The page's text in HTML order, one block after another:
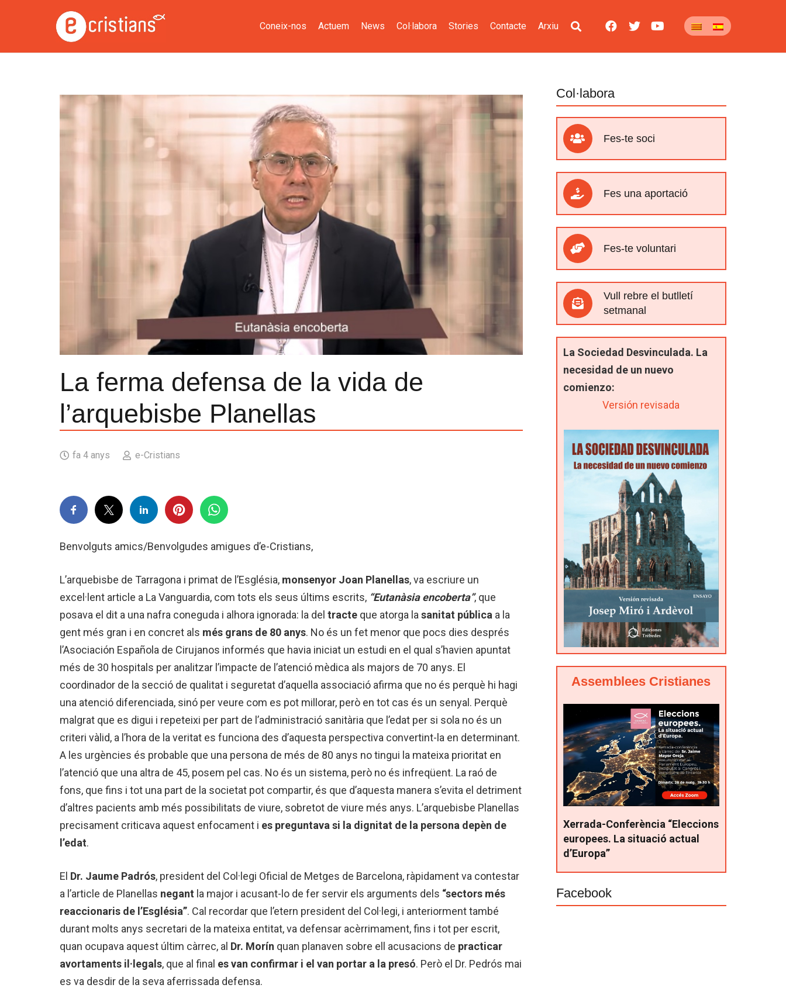
Coneix-nos Actuem News Col·labora Stories Contacte Arxiu
La ferma defensa de la vida de
l’arquebisbe Planellas
fa 4 anys e-Cristians
Benvolguts amics/Benvolgudes amigues d’e-Cristians,
L’arquebisbe de Tarragona i primat de l’Església, monsenyor Joan Planellas, va escriure un
excel·lent article a La Vanguardia, com tots els seus últims escrits, “Eutanàsia encoberta”, que
posava el dit a una nafra coneguda i alhora ignorada: la del tracte que atorga la sanitat pública a la
gent més gran i en concret als més grans de 80 anys. No és un fet menor que pocs dies després
l’Asociación Española de Cirujanos informés que havia iniciat un estudi en el qual s’havien apuntat
més de 30 hospitals per analitzar l’impacte de l’atenció mèdica als majors de 70 anys. El
coordinador de la secció de qualitat i seguretat d’aquella associació afirma que no és perquè hi hagi
una atenció diferenciada, sinó per veure com es pot millorar, però en tot cas és un senyal. Perquè
malgrat que es digui i repeteixi per part de l’administració sanitària que l’edat per si sola no és un
criteri vàlid, a l’hora de la veritat es funciona des d’aquesta perspectiva convertint-la en determinant.
A les urgències és probable que una persona de més de 80 anys no tingui la mateixa prioritat en
l’atenció que una altra de 45, posem pel cas. No és un sistema, però no és infreqüent. La raó de
fons, que fins i tot una part de la societat pot compartir, és que d’aquesta manera s’evita el detriment
d’altres pacients amb més possibilitats de viure, sobretot de viure més anys. L’arquebisbe Planellas
precisament criticava aquest enfocament i es preguntava si la dignitat de la persona depèn de
l’edat.
El Dr. Jaume Padrós, president del Col·legi Oficial de Metges de Barcelona, ràpidament va contestar
a l’article de Planellas negant la major i acusant-lo de fer servir els arguments dels “sectors més
reaccionaris de l’Església”. Cal recordar que l’etern president del Col·legi, i anteriorment també
durant molts anys secretari de la mateixa entitat, va defensar acèrrimament, fins i tot per escrit,
quan ocupava aquest últim càrrec, al Dr. Morín quan planaven sobre ell acusacions de practicar
avortaments il·legals, que al final es van confirmar i el van portar a la presó. Però el Dr. Pedrós mai
es va desdir de la seva aferrissada defensa.
Col·labora
Fes-te soci
Fes una aportació
Fes-te voluntari
Vull rebre el butlletí
setmanal
La Sociedad Desvinculada. La
necesidad de un nuevo
comienzo:
Versión revisada
Assemblees Cristianes
Xerrada-Conferència “Eleccions
europees. La situació actual
d’Europa”
Facebook